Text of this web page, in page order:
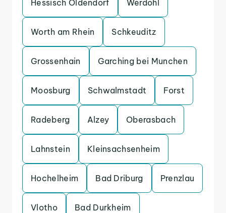
Hessisch Oldendorf Werdohl
Worth am Rhein Schkeuditz
Grossenhain Garching bei Munchen
Moosburg Schwalmstadt Forst
Radeberg Alzey Oberasbach
Lahnstein Kleinsachsenheim
Hochelheim Bad Driburg Prenzlau
Vlotho Bad Durkheim